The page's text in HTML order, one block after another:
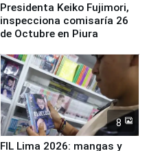
Presidenta Keiko Fujimori,
inspecciona comisaría 26
de Octubre en Piura
8
FIL Lima 2026: mangas y